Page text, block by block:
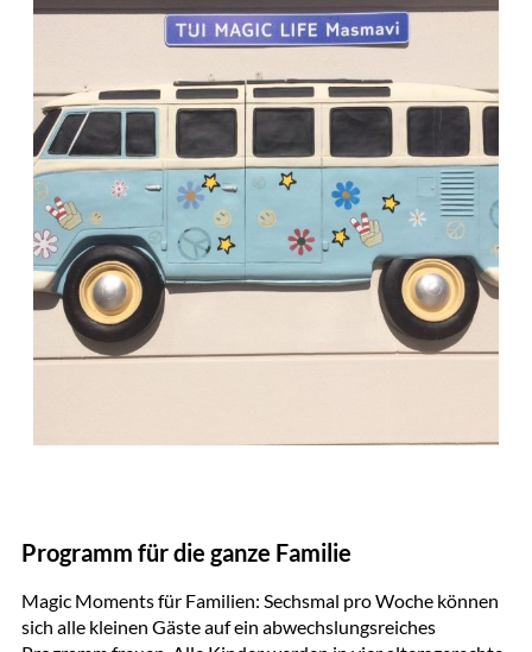
Programm für die ganze Familie
Magic Moments für Familien: Sechsmal pro Woche können
sich alle kleinen Gäste auf ein abwechslungsreiches